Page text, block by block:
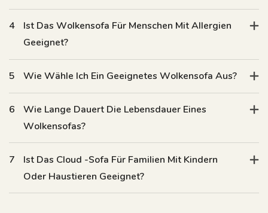
4
Ist Das Wolkensofa Für Menschen Mit Allergien
Geeignet?
5 Wie Wähle Ich Ein Geeignetes Wolkensofa Aus?
6
Wie Lange Dauert Die Lebensdauer Eines
Wolkensofas?
7
Ist Das Cloud -Sofa Für Familien Mit Kindern
Oder Haustieren Geeignet?